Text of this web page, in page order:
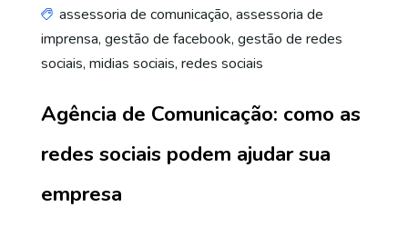
assessoria de comunicação, assessoria de
imprensa, gestão de facebook, gestão de redes
sociais, midias sociais, redes sociais
Agência de Comunicação: como as
redes sociais podem ajudar sua
empresa